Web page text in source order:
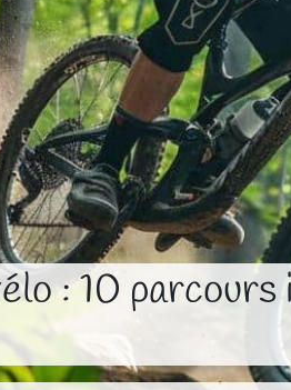
: 10